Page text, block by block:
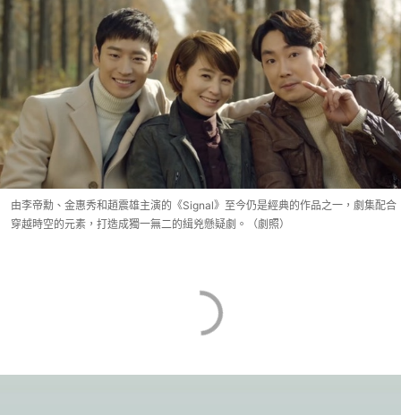
由李帝勳、金惠秀和趙震雄主演的《Signal》至今仍是經典的作品之一，劇集配合
穿越時空的元素，打造成獨一無二的緝兇懸疑劇。（劇照）